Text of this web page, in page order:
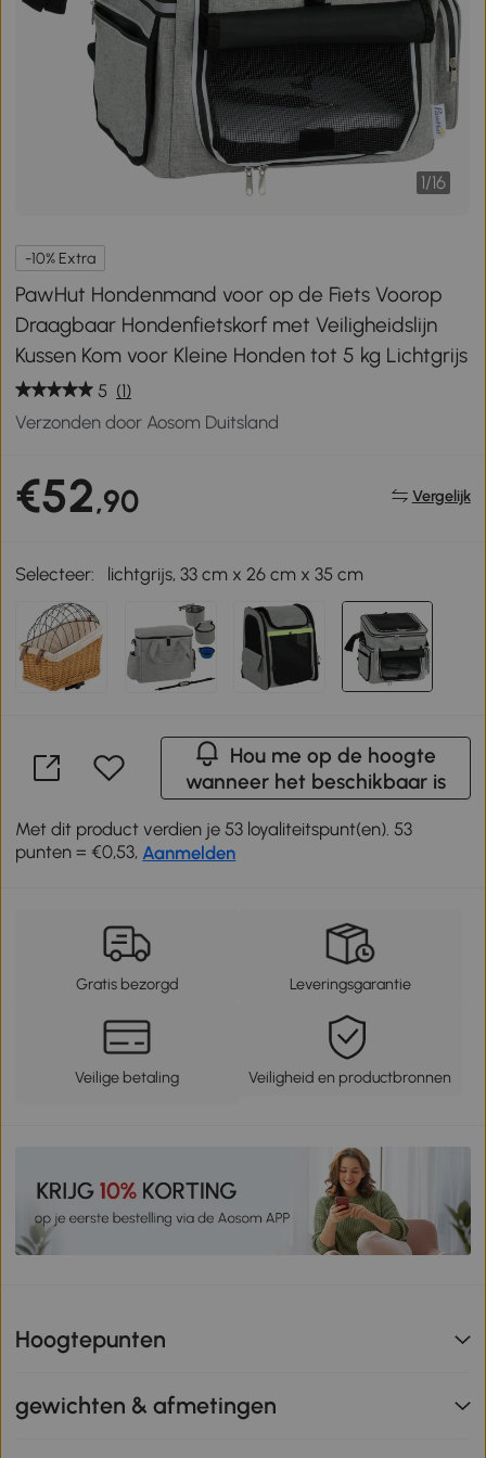
1/16
-10% Extra
PawHut Hondenmand voor op de Fiets Voorop
Draagbaar Hondenfietskorf met Veiligheidslijn
Kussen Kom voor Kleine Honden tot 5 kg Lichtgrijs
5 (1)
Verzonden door Aosom Duitsland
€52,90 Vergelijk
Selecteer: lichtgrijs, 33 cm x 26 cm x 35 cm
Hou me op de hoogte
wanneer het beschikbaar is
Met dit product verdien je 53 loyaliteitspunt(en). 53
punten = €0,53, Aanmelden
Gratis bezorgd Leveringsgarantie
Veilige betaling Veiligheid en productbronnen
Hoogtepunten
gewichten & afmetingen